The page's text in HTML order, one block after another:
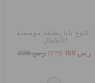
كلوغ بايا بطبعة موسمية
للأطفال
ر.س 159 (31%) ر.س 229